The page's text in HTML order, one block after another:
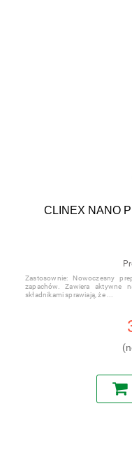
CLINEX NANO
Zastosownie: Nowoczesny
zapachów. Zawiera aktywne
składnikami sprawiają, że